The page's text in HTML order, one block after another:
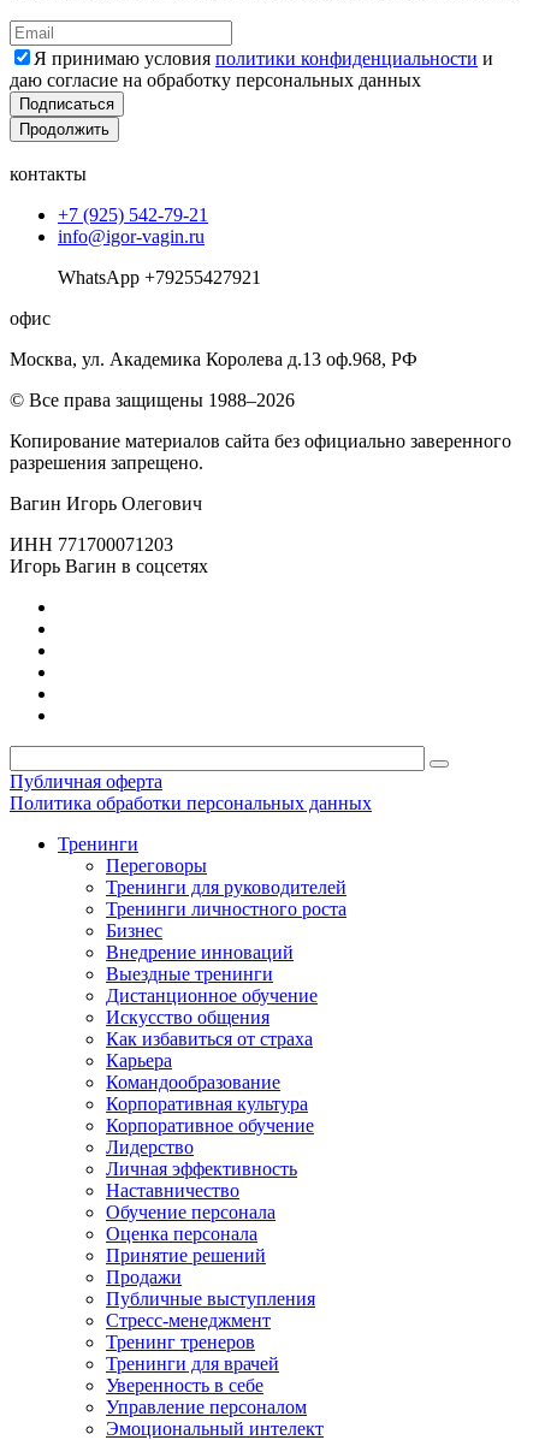
Я принимаю условия политики конфиденциальности и
даю согласие на обработку персональных данных
Подписаться
Продолжить
контакты
+7 (925) 542-79-21
info@igor-vagin.ru
WhatsApp +79255427921
офис
Москва, ул. Академика Королева д.13 оф.968, РФ
© Все права защищены 1988–2026
Копирование материалов сайта без официально заверенного
разрешения запрещено.
Вагин Игорь Олегович
ИНН 771700071203
Игорь Вагин в соцсетях
Публичная оферта
Политика обработки персональных данных
Тренинги
Переговоры
Тренинги для руководителей
Тренинги личностного роста
Бизнес
Внедрение инноваций
Выездные тренинги
Дистанционное обучение
Искусство общения
Как избавиться от страха
Карьера
Командообразование
Корпоративная культура
Корпоративное обучение
Лидерство
Личная эффективность
Наставничество
Обучение персонала
Оценка персонала
Принятие решений
Продажи
Публичные выступления
Стресс-менеджмент
Тренинг тренеров
Тренинги для врачей
Уверенность в себе
Управление персоналом
Эмоциональный интелект